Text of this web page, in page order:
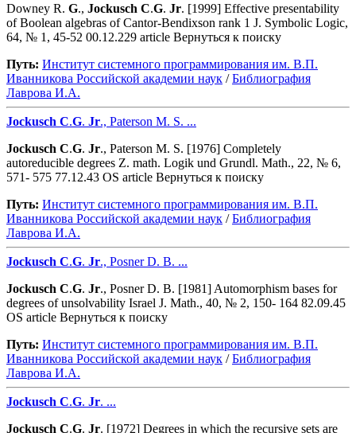
Downey R. G., Jockusch C.G. Jr. [1999] Effective presentability
of Boolean algebras of Cantor-Bendixson rank 1 J. Symbolic Logic,
64, № 1, 45-52 00.12.229 article Вернуться к поиску
Путь: Институт системного программирования им. В.П.
Иванникова Роcсийской академии наук /Библиография
Лаврова И.А.
Jockusch C.G. Jr., Paterson M. S. ...
Jockusch C.G. Jr., Paterson M. S. [1976] Completely
autoreducible degrees Z. math. Logik und Grundl. Math., 22, № 6,
571- 575 77.12.43 OS article Вернуться к поиску
Путь: Институт системного программирования им. В.П.
Иванникова Роcсийской академии наук /Библиография
Лаврова И.А.
Jockusch C.G. Jr., Posner D. B. ...
Jockusch C.G. Jr., Posner D. B. [1981] Automorphism bases for
degrees of unsolvability Israel J. Math., 40, № 2, 150- 164 82.09.45
OS article Вернуться к поиску
Путь: Институт системного программирования им. В.П.
Иванникова Роcсийской академии наук /Библиография
Лаврова И.А.
Jockusch C.G. Jr. ...
Jockusch C.G. Jr. [1972] Degrees in which the recursive sets are